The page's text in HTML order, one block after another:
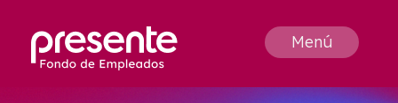
Menú